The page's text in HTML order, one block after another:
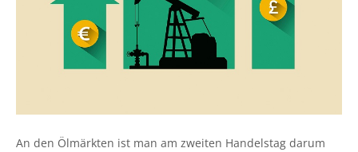
An den Ölmärkten ist man am zweiten Handelstag darum